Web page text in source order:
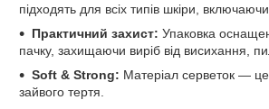
підходять для всіх типів шкіри,
Практичний захист: Упаковка
пачку, захищаючи виріб від висихання,
Soft & Strong: Матеріал серветок —
зайвого тертя.